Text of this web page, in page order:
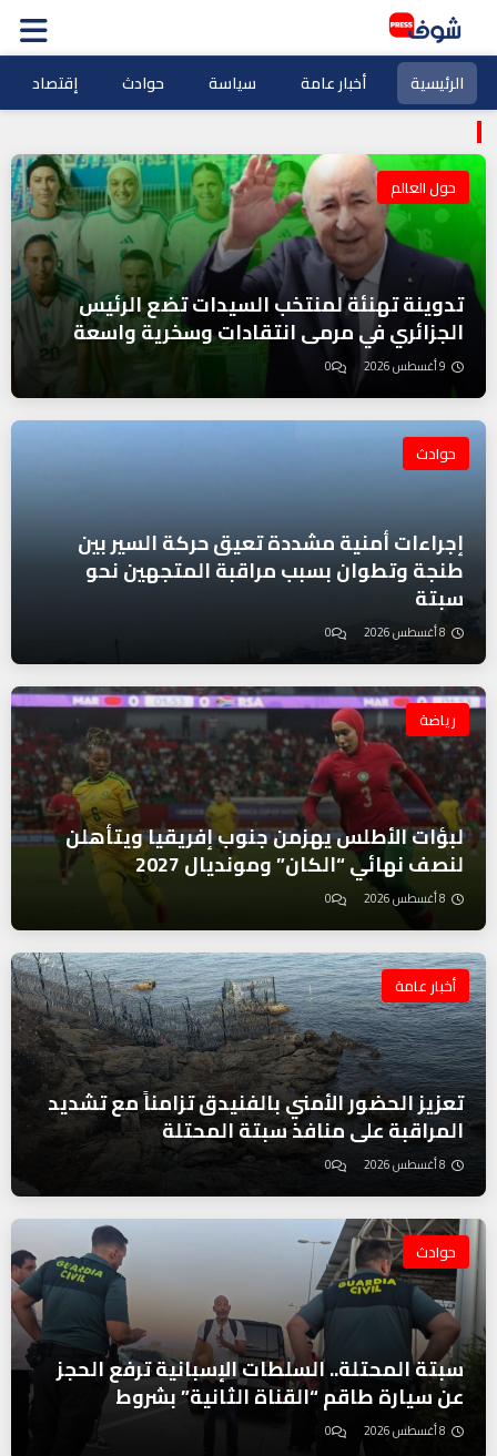
الرئيسية أخبار عامة سياسة حوادث إقتصاد
حول العالم
تدوينة تهنئة لمنتخب السيدات تضع الرئيس
الجزائري في مرمى انتقادات وسخرية واسعة
9 أغسطس 2026 0
حوادث
إجراءات أمنية مشددة تعيق حركة السير بين
طنجة وتطوان بسبب مراقبة المتجهين نحو
سبتة
8 أغسطس 2026 0
رياضة
لبؤات الأطلس يهزمن جنوب إفريقيا ويتأهلن
لنصف نهائي “الكان” ومونديال 2027
8 أغسطس 2026 0
أخبار عامة
تعزيز الحضور الأمني بالفنيدق تزامناً مع تشديد
المراقبة على منافذ سبتة المحتلة
8 أغسطس 2026 0
حوادث
سبتة المحتلة.. السلطات الإسبانية ترفع الحجز
عن سيارة طاقم “القناة الثانية” بشروط
8 أغسطس 2026 0